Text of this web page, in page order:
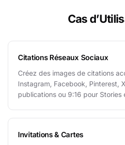
Cas
Citations Réseaux Sociaux
Créez des images de citations
Instagram, Facebook, Pinterest,
publications ou 9:16 pour Stories
Invitations & Cartes